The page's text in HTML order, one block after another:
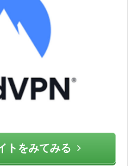
トをみてみる